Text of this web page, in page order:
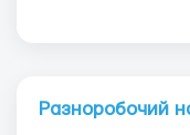
Разноробочий